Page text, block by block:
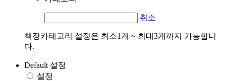
취소
책장카테고리 설정은 최소1개 ~ 최대3개까지 가능합니
다.
Default 설정
설정